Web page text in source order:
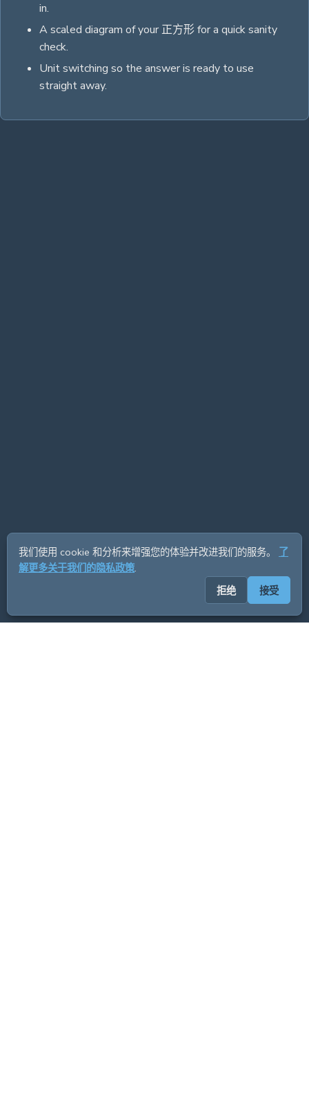
in.
A scaled diagram of your正方形for a quick sanity
check.
Unit switching so the answer is ready to use
straight away.
我们使用 cookie 和分析来增强您的体验并改进我们的服务。
了
解更多关于我们的隐私政策.
拒绝
接受